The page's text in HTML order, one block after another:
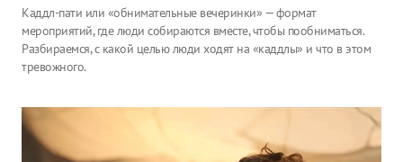
Каддл-пати или «обнимательные вечеринки» — формат
мероприятий, где люди собираются вместе, чтобы пообниматься.
Разбираемся, с какой целью люди ходят на «каддлы» и что в этом
тревожного.